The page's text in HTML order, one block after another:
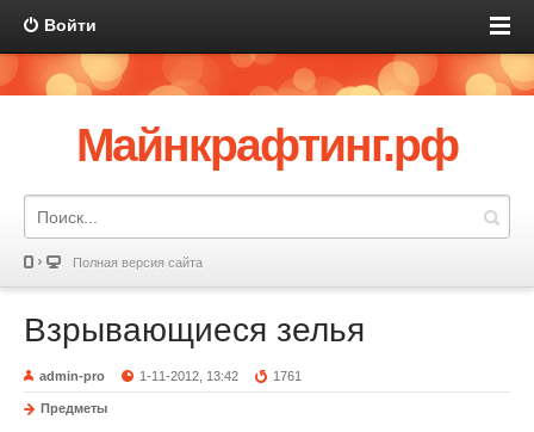
Войти
Майнкрафтинг.рф
Полная версия сайта
Взрывающиеся зелья
admin-pro 1-11-2012, 13:42 1761
Предметы